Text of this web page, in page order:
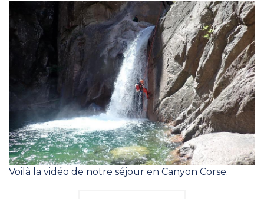
Voilà la vidéo de notre séjour en Canyon Corse.